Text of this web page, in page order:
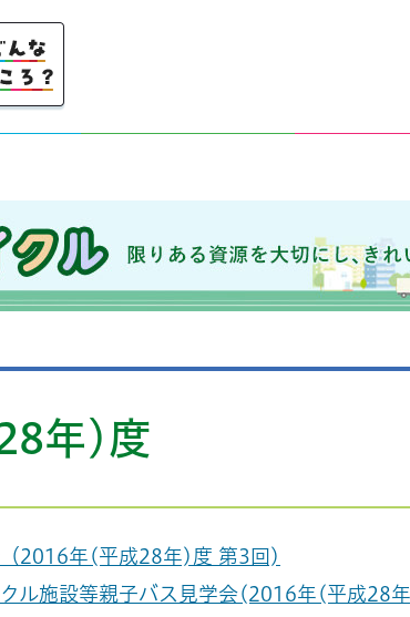
を大切にし、きれいな街を守ろう！
年)度
（2016年(平成28年)度 第3回)
ル施設等親子バス見学会(2016年(平成28